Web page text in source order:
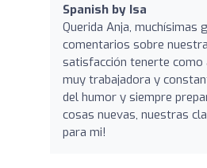
Spanish by Isa
Querida Anja, muchísimas
comentarios sobre
satisfacción tenerte como
muy trabajadora y
del humor y siempre
cosas nuevas, nuestras
para mi!